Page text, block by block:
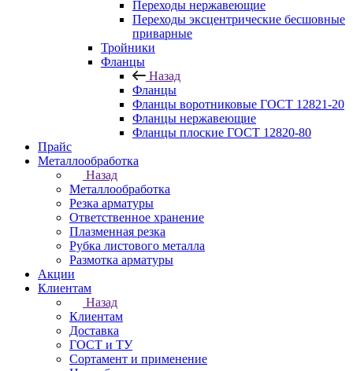
Переходы нержавеющие
Переходы эксцентрические бесшовные
приварные
Тройники
Фланцы
Назад
Фланцы
Фланцы воротниковые ГОСТ 12821-20
Фланцы нержавеющие
Фланцы плоские ГОСТ 12820-80
Прайс
Металлообработка
Назад
Металлообработка
Резка арматуры
Ответственное хранение
Плазменная резка
Рубка листового металла
Размотка арматуры
Акции
Клиентам
Назад
Клиентам
Доставка
ГОСТ и ТУ
Сортамент и применение